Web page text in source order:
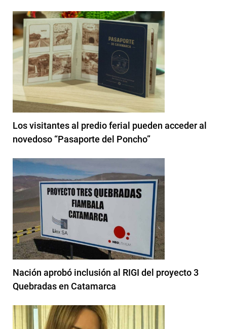
Los visitantes al predio ferial pueden acceder al
novedoso “Pasaporte del Poncho”
Nación aprobó inclusión al RIGI del proyecto 3
Quebradas en Catamarca